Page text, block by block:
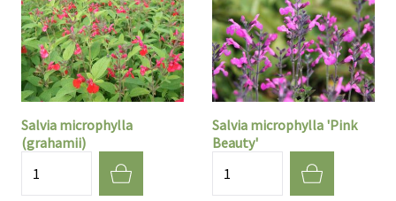
Salvia microphylla
(grahamii)
Salvia microphylla 'Pink
Beauty'